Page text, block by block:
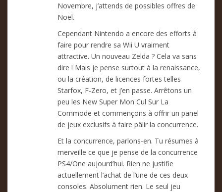
Novembre, j’attends de possibles offres de
Noël.
Cependant Nintendo a encore des efforts à
faire pour rendre sa Wii U vraiment
attractive. Un nouveau Zelda ? Cela va sans
dire ! Mais je pense surtout à la renaissance,
ou la création, de licences fortes telles
Starfox, F-Zero, et j’en passe. Arrêtons un
peu les New Super Mon Cul Sur La
Commode et commençons à offrir un panel
de jeux exclusifs à faire pâlir la concurrence.
Et la concurrence, parlons-en. Tu résumes à
merveille ce que je pense de la concurrence
PS4/One aujourd’hui. Rien ne justifie
actuellement l’achat de l’une de ces deux
consoles. Absolument rien. Le seul jeu